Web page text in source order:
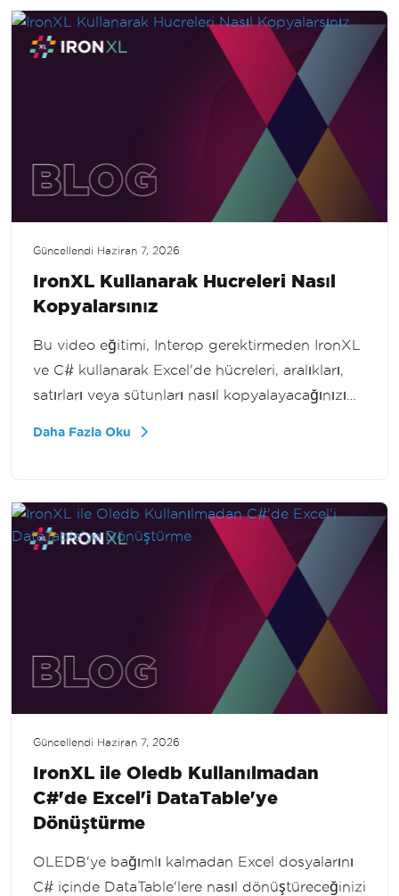
Güncellendi Haziran 7, 2026
IronXL Kullanarak Hucreleri Nasıl
Kopyalarsınız
Bu video eğitimi, Interop gerektirmeden IronXL
ve C# kullanarak Excel'de hücreleri, aralıkları,
satırları veya sütunları nasıl kopyalayacağınızı
Daha Fazla Oku
Güncellendi Haziran 7, 2026
IronXL ile Oledb Kullanılmadan
C#'de Excel'i DataTable'ye
Dönüştürme
OLEDB'ye bağımlı kalmadan Excel dosyalarını
C# içinde DataTable'lere nasıl dönüştüreceğinizi